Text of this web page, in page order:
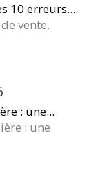
10 erreurs...
vente,
: une...
: une